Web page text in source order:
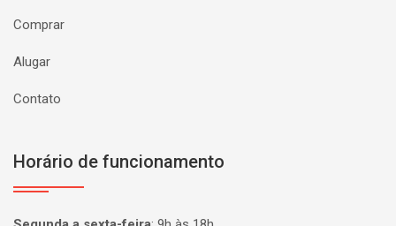
Comprar
Alugar
Contato
Horário de funcionamento